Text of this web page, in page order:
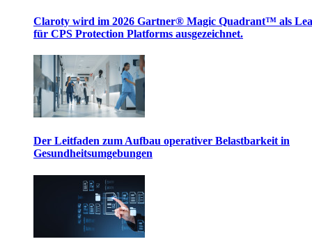
Claroty wird im 2026 Gartner® Magic Quadrant™ als
für CPS Protection Platforms ausgezeichnet.
Der Leitfaden zum Aufbau operativer Belastbarkeit in
Gesundheitsumgebungen